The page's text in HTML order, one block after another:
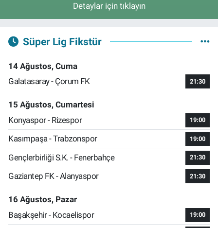
Detaylar için tıklayın
Süper Lig Fikstür
14 Ağustos, Cuma
Galatasaray - Çorum FK
21:30
15 Ağustos, Cumartesi
Konyaspor - Rizespor
19:00
Kasımpaşa - Trabzonspor 19:00
Gençlerbirliği S.K. - Fenerbahçe 21:30
Gaziantep FK - Alanyaspor 21:30
16 Ağustos, Pazar
Başakşehir - Kocaelispor
19:00